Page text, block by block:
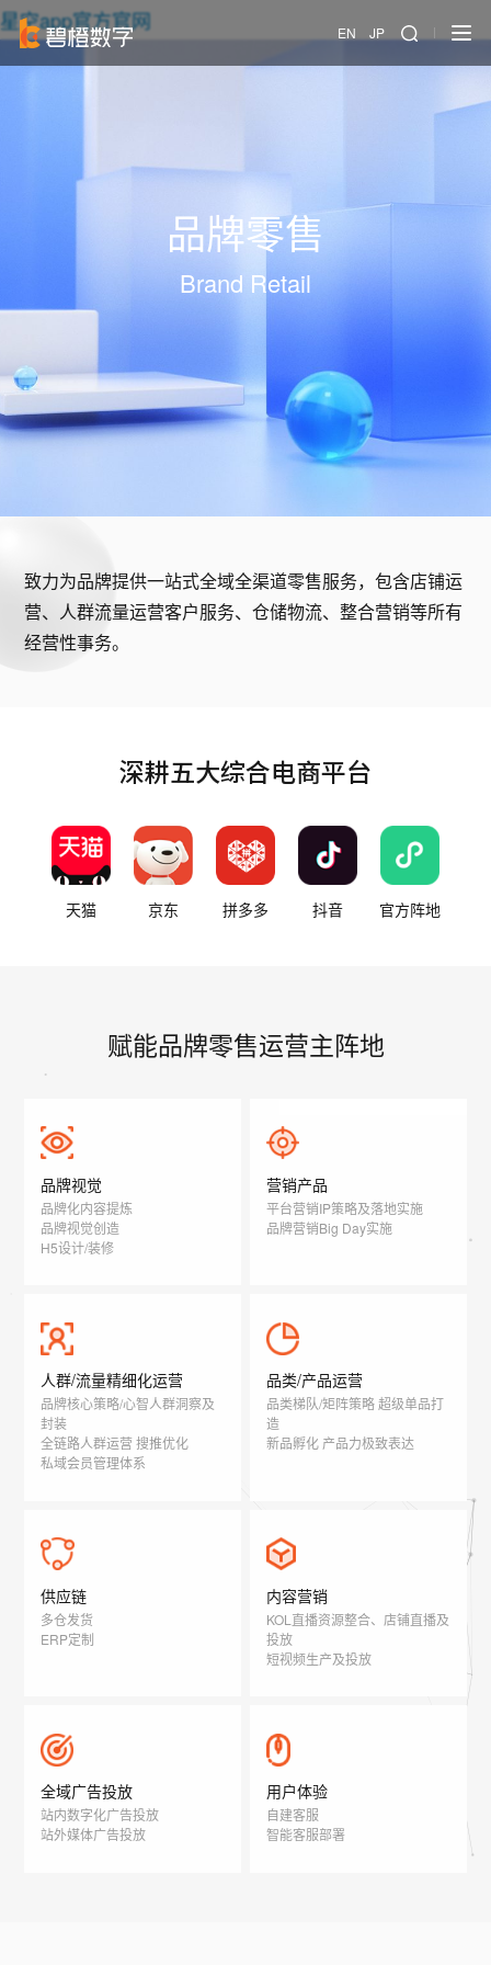
EN JP
星空app官方官网
品牌零售
Brand Retail
致力为品牌提供一站式全域全渠道零售服务，包含店铺运
营、人群流量运营客户服务、仓储物流、整合营销等所有
经营性事务。
深耕五大综合电商平台
天猫 京东 拼多多 抖音 官方阵地
赋能品牌零售运营主阵地
品牌视觉
品牌化内容提炼
品牌视觉创造
H5设计/装修
营销产品
平台营销IP策略及落地实施
品牌营销Big Day实施
人群/流量精细化运营
品牌核心策略/心智人群洞察及
封装
全链路人群运营 搜推优化
私域会员管理体系
品类/产品运营
品类梯队/矩阵策略 超级单品打
造
新品孵化 产品力极致表达
供应链
多仓发货
ERP定制
内容营销
KOL直播资源整合、店铺直播及
投放
短视频生产及投放
全域广告投放
站内数字化广告投放
站外媒体广告投放
用户体验
自建客服
智能客服部署